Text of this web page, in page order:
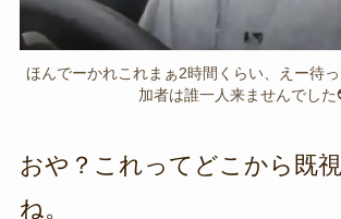
ほんでーかれこれまぁ2時間くらい、えー待
加者は誰一人来ませんでした
おや？これってどこから既
ね。